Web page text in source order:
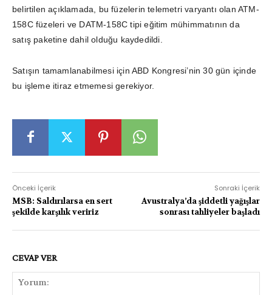
belirtilen açıklamada, bu füzelerin telemetri varyantı olan ATM-
158C füzeleri ve DATM-158C tipi eğitim mühimmatının da
satış paketine dahil olduğu kaydedildi.
Satışın tamamlanabilmesi için ABD Kongresi’nin 30 gün içinde
bu işleme itiraz etmemesi gerekiyor.
Önceki İçerik
MSB: Saldırılarsa en sert
şekilde karşılık veririz
Sonraki İçerik
Avustralya’da şiddetli yağışlar
sonrası tahliyeler başladı
CEVAP VER